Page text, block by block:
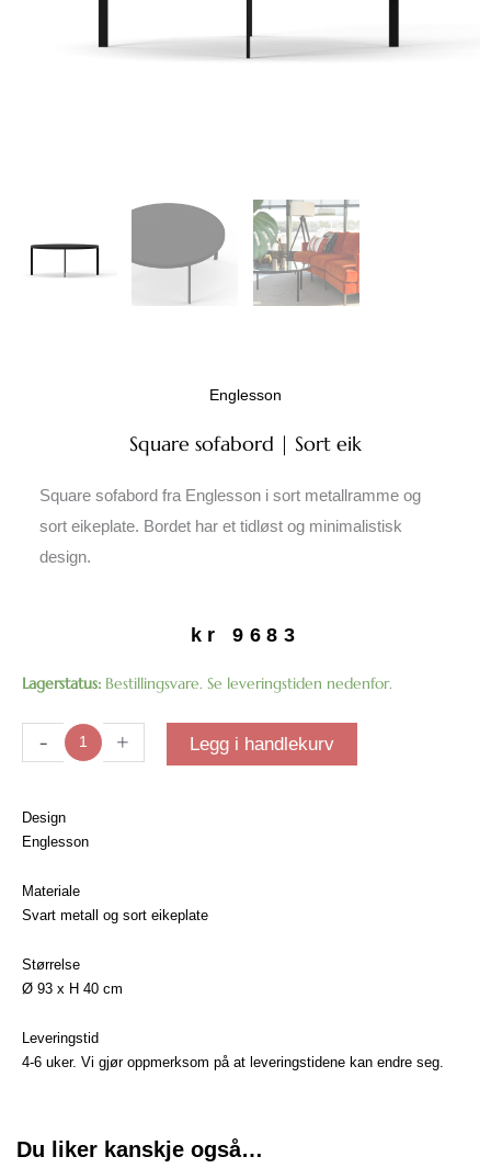
Englesson
Square sofabord | Sort eik
Square sofabord fra Englesson i sort metallramme og
sort eikeplate. Bordet har et tidløst og minimalistisk
design.
kr 9683
Lagerstatus: Bestillingsvare. Se leveringstiden nedenfor.
-
Square
+ Legg i handlekurv
Design
Englesson
Materiale
Svart metall og sort eikeplate
Størrelse
Ø 93 x H 40 cm
Leveringstid
4-6 uker. Vi gjør oppmerksom på at leveringstidene kan endre seg.
Du liker kanskje også…